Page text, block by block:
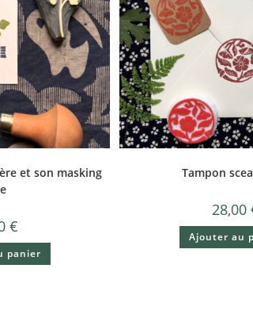
et son masking
€
panier
Tampon
28,00
Ajouter au